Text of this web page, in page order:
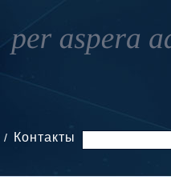
Контакты